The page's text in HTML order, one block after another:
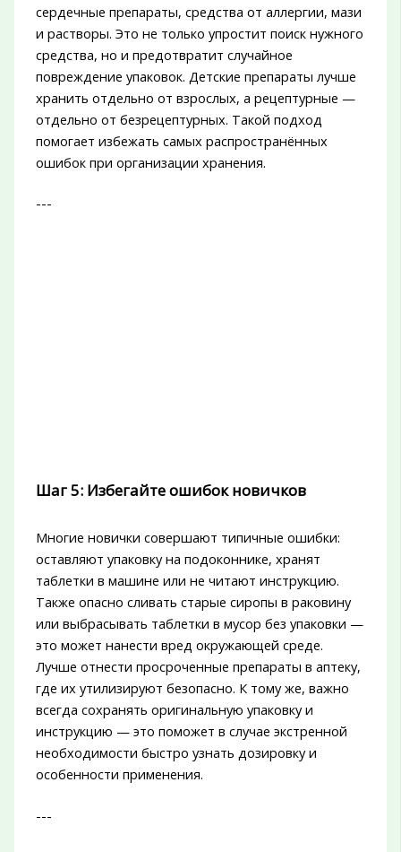
сердечные препараты, средства от аллергии, мази
и растворы. Это не только упростит поиск нужного
средства, но и предотвратит случайное
повреждение упаковок. Детские препараты лучше
хранить отдельно от взрослых, а рецептурные —
отдельно от безрецептурных. Такой подход
помогает избежать самых распространённых
ошибок при организации хранения.
---
Шаг 5: Избегайте ошибок новичков
Многие новички совершают типичные ошибки:
оставляют упаковку на подоконнике, хранят
таблетки в машине или не читают инструкцию.
Также опасно сливать старые сиропы в раковину
или выбрасывать таблетки в мусор без упаковки —
это может нанести вред окружающей среде.
Лучше отнести просроченные препараты в аптеку,
где их утилизируют безопасно. К тому же, важно
всегда сохранять оригинальную упаковку и
инструкцию — это поможет в случае экстренной
необходимости быстро узнать дозировку и
особенности применения.
---